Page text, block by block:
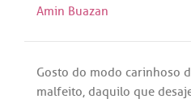
Amin Buazan
Gosto do modo carinhoso
malfeito, daquilo que